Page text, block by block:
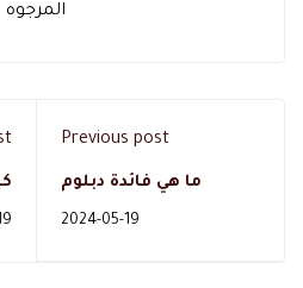
المرجوه
Previous post
ما هي فائدة دبلوم
2024-05-19